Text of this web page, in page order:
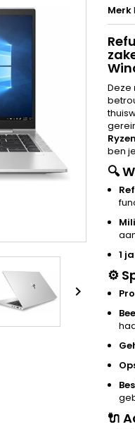

Merk
Deze
ben
🔍
1
⚙️
🔌